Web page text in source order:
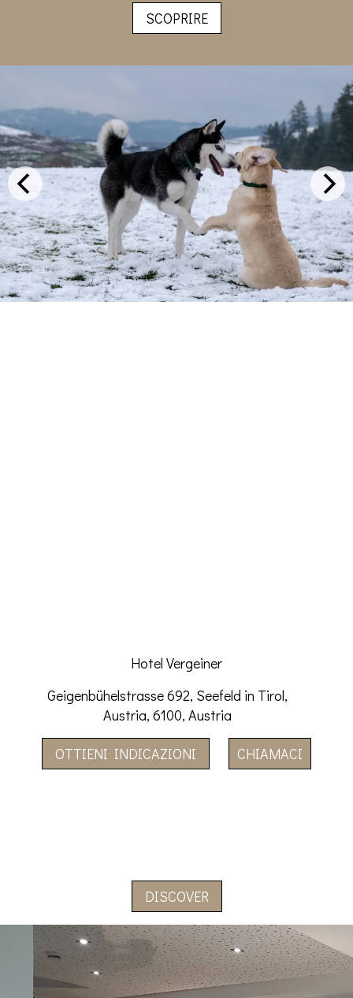
SCOPRIRE
Hotel Vergeiner
Geigenbühelstrasse 692, Seefeld in Tirol,
Austria, 6100, Austria
OTTIENI INDICAZIONI CHIAMACI
DISCOVER